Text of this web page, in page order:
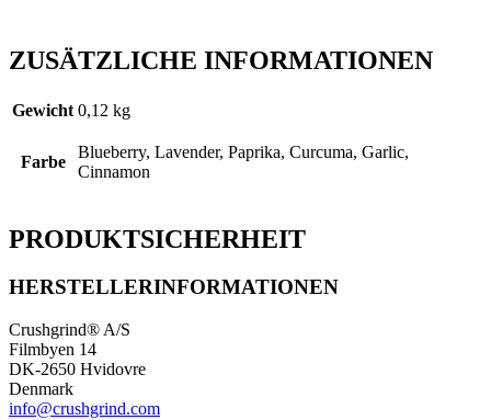
ZUSÄTZLICHE INFORMATIONEN
Gewicht 0,12 kg
Farbe
Blueberry, Lavender, Paprika, Curcuma, Garlic,
Cinnamon
PRODUKTSICHERHEIT
HERSTELLERINFORMATIONEN
Crushgrind® A/S
Filmbyen 14
DK-2650 Hvidovre
Denmark
info@crushgrind.com